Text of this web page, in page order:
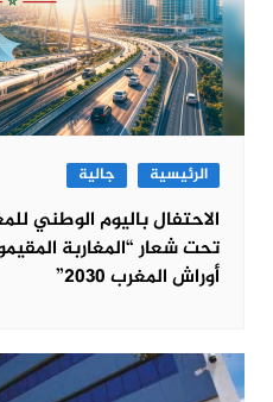
الرئيسية جالية
الاحتفال باليوم الوطني
تحت شعار “المغاربة
أوراش المغرب 2030”